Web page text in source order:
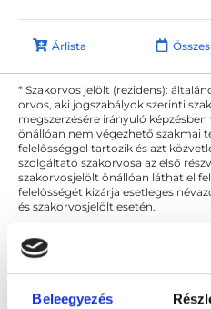
Beleegyezés
Árlista
* Szakorvos jelölt (rezidens):
orvos, aki jogszabályok szerinti
megszerzésére irányuló
önállóan nem végezhető szakmai
felelősséggel tartozik és azt
szolgáltató szakorvosa az első
szakorvosjelölt önállóan láthat el
felelősségét kizárja esetleges
és szakorvosjelölt esetén.
Főoldal Tüdőgyógyász